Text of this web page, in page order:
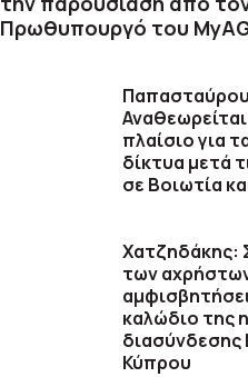
Πρωθυπουργό του
πλαίσιο για
δίκτυα μετά
σε Βοιωτία
Χατζηδάκης:
των
καλώδιο της
διασύνδεσης
Κύπρου